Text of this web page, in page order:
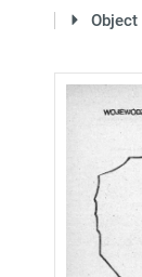
Object